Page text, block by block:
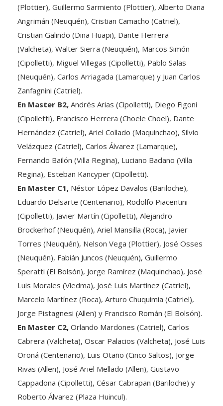
Angrimán (Neuquén), Cristian Camacho (Catriel),
Cristian Galindo (Dina Huapi), Dante Herrera
(Valcheta), Walter Sierra (Neuquén), Marcos Simón
(Cipolletti), Miguel Villegas (Cipolletti), Pablo Salas
(Neuquén), Carlos Arriagada (Lamarque) y Juan Carlos
Zanfagnini (Catriel).
En Master B2,Andrés Arias (Cipolletti), Diego Figoni
(Cipolletti), Francisco Herrera (Choele Choel), Dante
Hernández (Catriel), Ariel Collado (Maquinchao), Silvio
Velázquez (Catriel), Carlos Álvarez (Lamarque),
Fernando Bailón (Villa Regina), Luciano Badano (Villa
Regina), Esteban Kancyper (Cipolletti).
En Master C1,Néstor López Davalos (Bariloche),
Eduardo Delsarte (Centenario), Rodolfo Piacentini
(Cipolletti), Javier Martín (Cipolletti), Alejandro
Brockerhof (Neuquén), Ariel Mansilla (Roca), Javier
Torres (Neuquén), Nelson Vega (Plottier), José Osses
(Neuquén), Fabián Juncos (Neuquén), Guillermo
Speratti (El Bolsón), Jorge Ramírez (Maquinchao), José
Luis Morales (Viedma), José Luis Martínez (Catriel),
Marcelo Martínez (Roca), Arturo Chuquimia (Catriel),
Jorge Pistagnesi (Allen) y Francisco Román (El Bolsón).
En Master C2,Orlando Mardones (Catriel), Carlos
Cabrera (Valcheta), Oscar Palacios (Valcheta), José Luis
Oroná (Centenario), Luis Otaño (Cinco Saltos), Jorge
Rivas (Allen), José Ariel Mellado (Allen), Gustavo
Cappadona (Cipolletti), César Cabrapan (Bariloche) y
Roberto Álvarez (Plaza Huincul).
En Master D2,Hugo Cornelio (Viedma), Daniel